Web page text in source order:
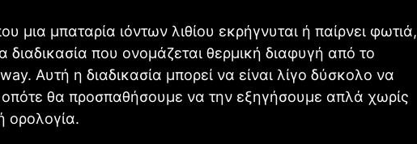
μια μπαταρία ιόντων λιθίου εκρήγνυται ή παίρνει φωτιά,
διαδικασία που ονομάζεται θερμική διαφυγή από το
Αυτή η διαδικασία μπορεί να είναι λίγο δύσκολο να
οπότε θα προσπαθήσουμε να την εξηγήσουμε απλά χωρίς
ορολογία.